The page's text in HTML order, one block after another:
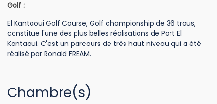
Golf :
El Kantaoui Golf Course, Golf championship de 36 trous,
constitue l'une des plus belles réalisations de Port El
Kantaoui. C'est un parcours de très haut niveau qui a été
réalisé par Ronald FREAM.
Chambre(s)